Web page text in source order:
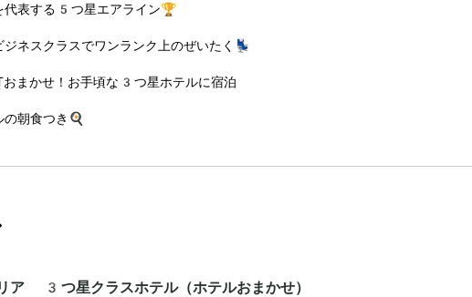
代表する5つ星エアライン🏆
ジネスクラスでワンランク上のぜいたく💺
おまかせ！お手頃な3つ星ホテルに宿泊
の朝食つき🍳
ア 3つ星クラスホテル（ホテルおまかせ）